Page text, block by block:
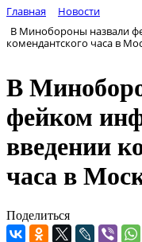
Главная
Новости
В Минобороны назвали
комендантского часа в
В
фейком
введении
часа в
Поделиться